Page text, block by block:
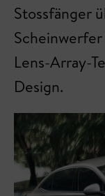
Stossfänger
Lens-Array-
Design.